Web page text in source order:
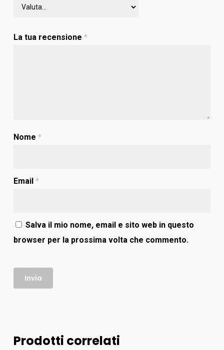
La tua recensione *
Nome *
Email *
Salva il mio nome, email e sito web in questo
browser per la prossima volta che commento.
Prodotti correlati